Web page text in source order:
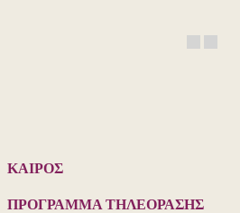
ΚΑΙΡΟΣ
ΠΡΟΓΡΑΜΜΑ ΤΗΛΕΟΡΑΣΗΣ